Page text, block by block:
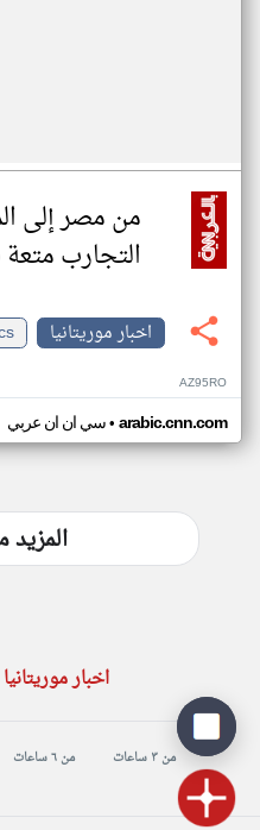
من مصر إلى
التجارب
اخبار موريتانيا
AZ95RO
سي ان ان عربي• arabic.cnn.com
المزيد
اخبار
من ٣ ساعات من ٦ ساعات